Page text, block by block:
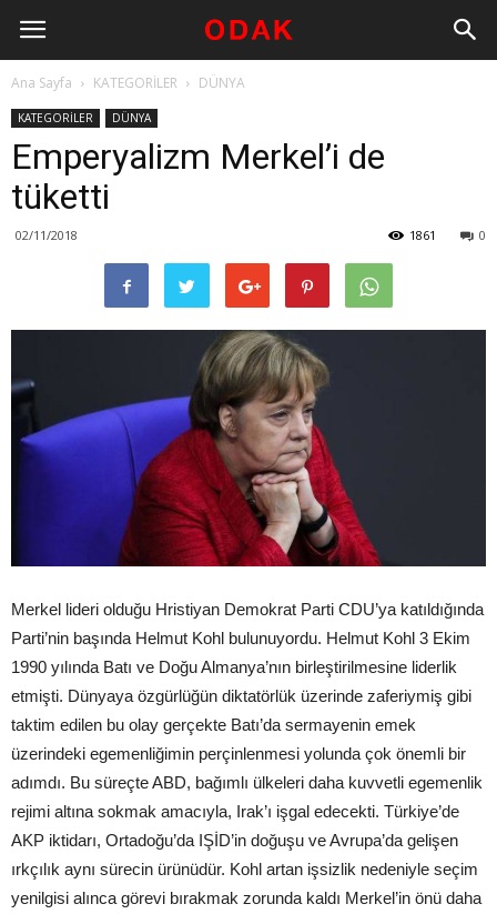
Ana Sayfa KATEGORİLER DÜNYA
KATEGORİLER DÜNYA
Emperyalizm Merkel’i de
tüketti
02/11/2018 0
1861
Merkel lideri olduğu Hristiyan Demokrat Parti CDU’ya katıldığında
Parti’nin başında Helmut Kohl bulunuyordu. Helmut Kohl 3 Ekim
1990 yılında Batı ve Doğu Almanya’nın birleştirilmesine liderlik
etmişti. Dünyaya özgürlüğün diktatörlük üzerinde zaferiymiş gibi
taktim edilen bu olay gerçekte Batı’da sermayenin emek
üzerindeki egemenliğimin perçinlenmesi yolunda çok önemli bir
adımdı. Bu süreçte ABD, bağımlı ülkeleri daha kuvvetli egemenlik
rejimi altına sokmak amacıyla, Irak’ı işgal edecekti. Türkiye’de
AKP iktidarı, Ortadoğu’da IŞİD’in doğuşu ve Avrupa’da gelişen
ırkçılık aynı sürecin ürünüdür. Kohl artan işsizlik nedeniyle seçim
yenilgisi alınca görevi bırakmak zorunda kaldı Merkel’in önü daha